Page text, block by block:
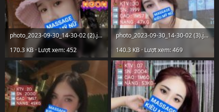
photo_2023-09-30_14-30-02 (2).jpg
170.3 KB · Lượt xem: 452
photo_2023-09-30_14-30-02 (3).jpg
140.3 KB · Lượt xem: 469